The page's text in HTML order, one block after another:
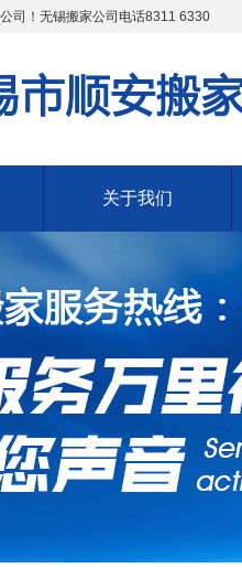
司！无锡搬家公司电话8311 6330
关于我们